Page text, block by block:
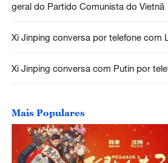
geral do Partido Comunista do Vietnã
Xi Jinping conversa por telefone com
Xi Jinping conversa com Putin por
Mais Populares